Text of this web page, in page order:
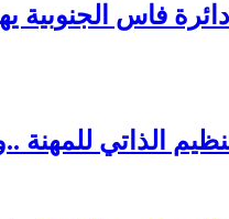
دائرة فاس
الذاتي